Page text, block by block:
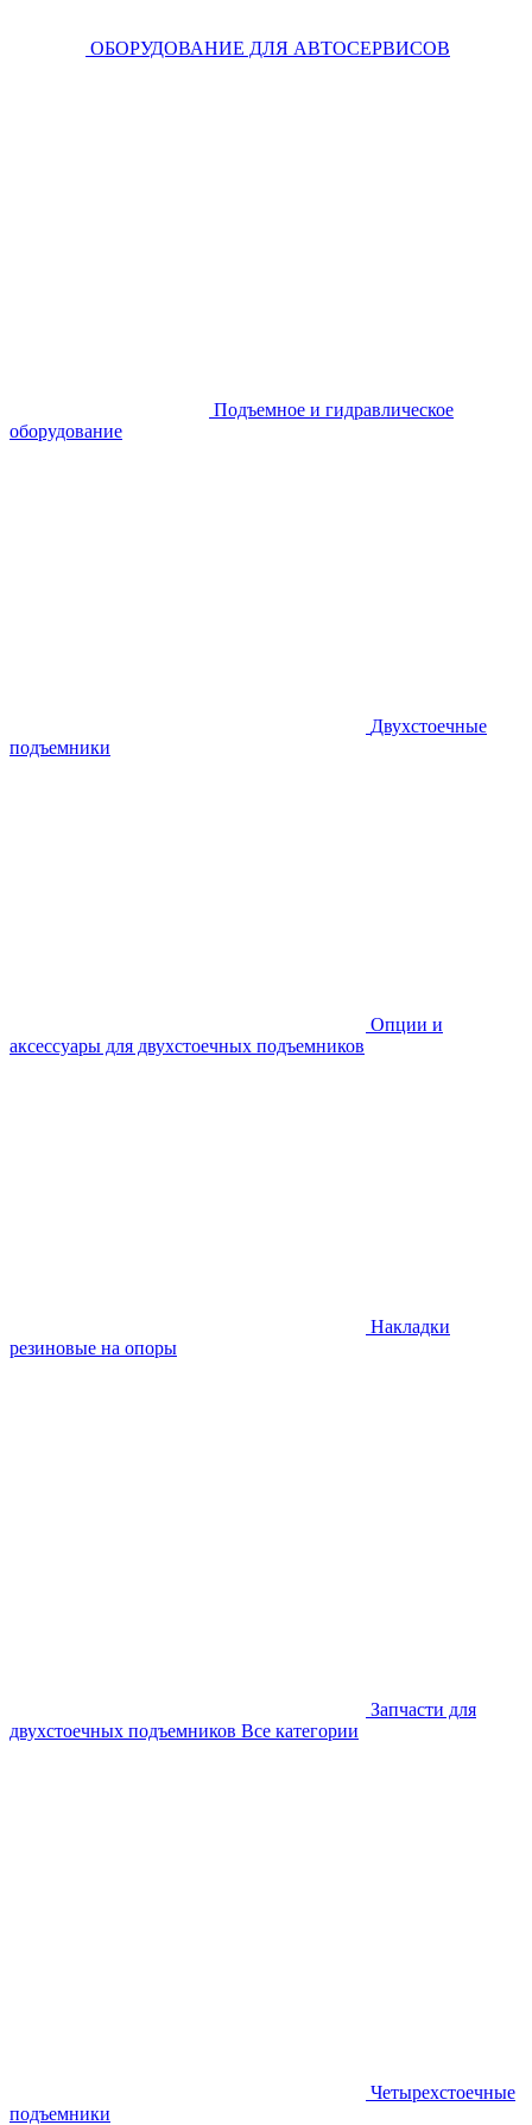
ОБОРУДОВАНИЕ ДЛЯ АВТОСЕРВИСОВ
Подъемное и гидравлическое
оборудование
Двухстоечные
подъемники
Опции и
аксессуары для двухстоечных подъемников
Накладки
резиновые на опоры
Запчасти для
двухстоечных подъемников Все категории
Четырехстоечные
подъемники